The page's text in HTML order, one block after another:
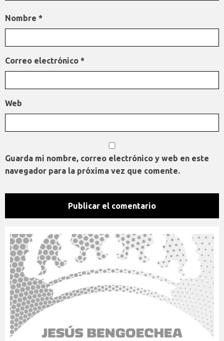
Nombre *
Correo electrónico *
Web
Guarda mi nombre, correo electrónico y web en este
navegador para la próxima vez que comente.